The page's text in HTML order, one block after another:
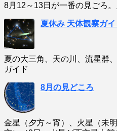
8月12～13日が一番の見ごろ
夏休み 天体観察ガイ
夏の大三角、天の川、流星群
ガイド
8月の見どころ
金星（夕方～宵）、火星（未